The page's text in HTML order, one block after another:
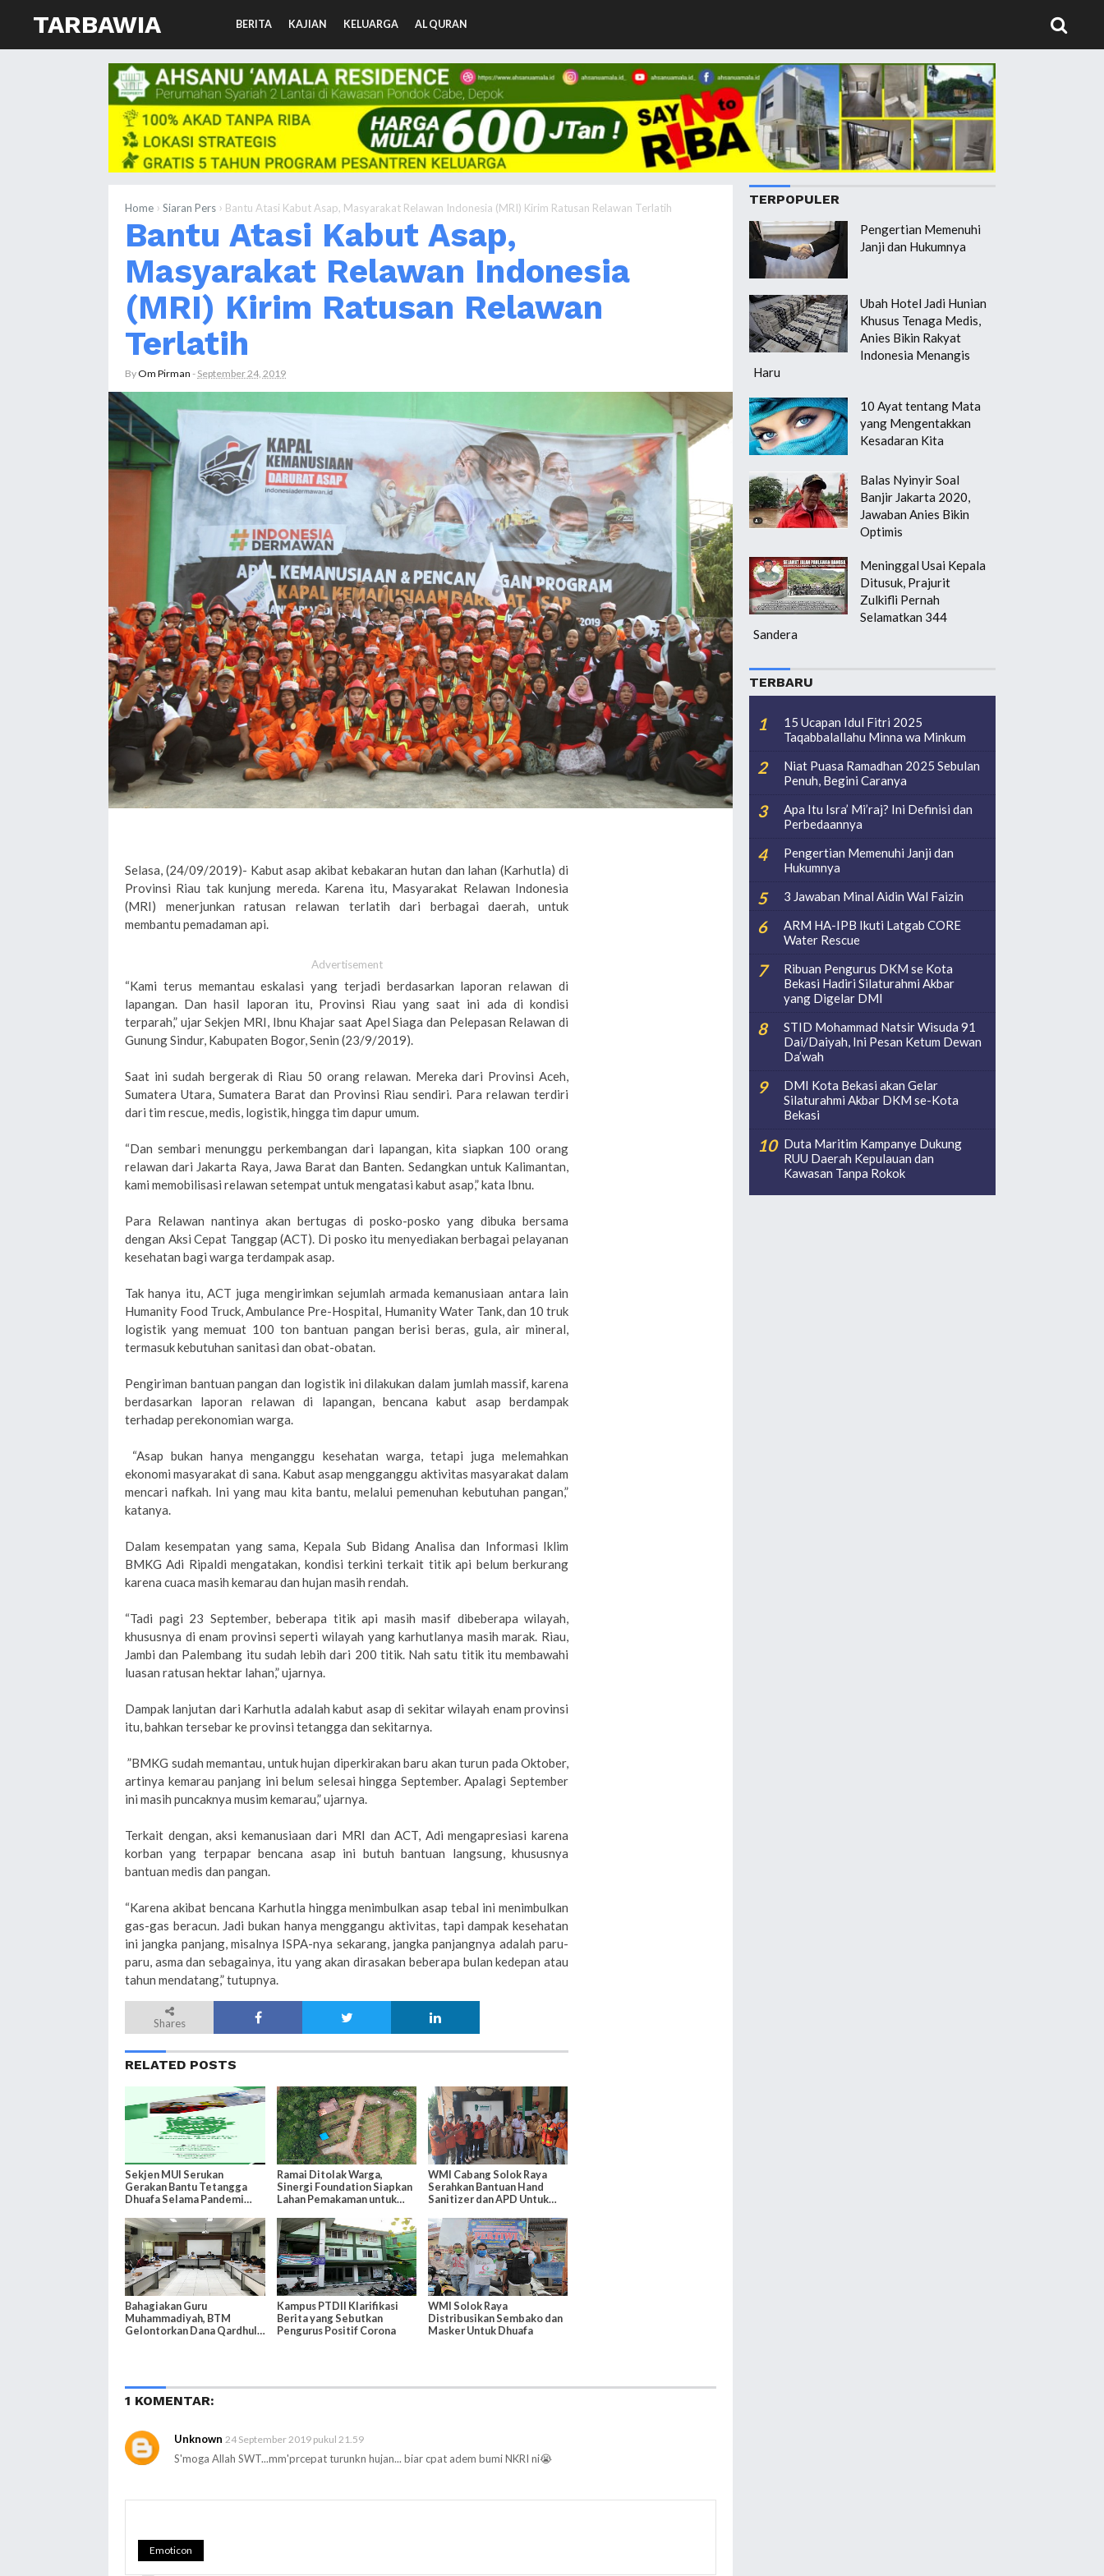
TARBAWIA BERITA KAJIAN KELUARGA AL QURAN
Home › Siaran Pers › Bantu Atasi Kabut Asap, Masyarakat Relawan Indonesia (MRI) Kirim Ratusan Relawan Terlatih
Bantu Atasi Kabut Asap,
Masyarakat Relawan Indonesia
(MRI) Kirim Ratusan Relawan
Terlatih
ByOm Pirman - September 24, 2019
Selasa, (24/09/2019)- Kabut asap akibat kebakaran hutan dan lahan (Karhutla) di
Provinsi Riau tak kunjung mereda. Karena itu, Masyarakat Relawan Indonesia
(MRI) menerjunkan ratusan relawan terlatih dari berbagai daerah, untuk
membantu pemadaman api.
Advertisement
“Kami terus memantau eskalasi yang terjadi berdasarkan laporan relawan di
lapangan. Dan hasil laporan itu, Provinsi Riau yang saat ini ada di kondisi
terparah,” ujar Sekjen MRI, Ibnu Khajar saat Apel Siaga dan Pelepasan Relawan di
Gunung Sindur, Kabupaten Bogor, Senin (23/9/2019).
Saat ini sudah bergerak di Riau 50 orang relawan. Mereka dari Provinsi Aceh,
Sumatera Utara, Sumatera Barat dan Provinsi Riau sendiri. Para relawan terdiri
dari tim rescue, medis, logistik, hingga tim dapur umum.
“Dan sembari menunggu perkembangan dari lapangan, kita siapkan 100 orang
relawan dari Jakarta Raya, Jawa Barat dan Banten. Sedangkan untuk Kalimantan,
kami memobilisasi relawan setempat untuk mengatasi kabut asap,” kata Ibnu.
Para Relawan nantinya akan bertugas di posko-posko yang dibuka bersama
dengan Aksi Cepat Tanggap (ACT). Di posko itu menyediakan berbagai pelayanan
kesehatan bagi warga terdampak asap.
Tak hanya itu, ACT juga mengirimkan sejumlah armada kemanusiaan antara lain
Humanity Food Truck, Ambulance Pre-Hospital, Humanity Water Tank, dan 10 truk
logistik yang memuat 100 ton bantuan pangan berisi beras, gula, air mineral,
termasuk kebutuhan sanitasi dan obat-obatan.
Pengiriman bantuan pangan dan logistik ini dilakukan dalam jumlah massif, karena
berdasarkan laporan relawan di lapangan, bencana kabut asap berdampak
terhadap perekonomian warga.
“Asap bukan hanya menganggu kesehatan warga, tetapi juga melemahkan
ekonomi masyarakat di sana. Kabut asap mengganggu aktivitas masyarakat dalam
mencari nafkah. Ini yang mau kita bantu, melalui pemenuhan kebutuhan pangan,”
katanya.
Dalam kesempatan yang sama, Kepala Sub Bidang Analisa dan Informasi Iklim
BMKG Adi Ripaldi mengatakan, kondisi terkini terkait titik api belum berkurang
karena cuaca masih kemarau dan hujan masih rendah.
“Tadi pagi 23 September, beberapa titik api masih masif dibeberapa wilayah,
khususnya di enam provinsi seperti wilayah yang karhutlanya masih marak. Riau,
Jambi dan Palembang itu sudah lebih dari 200 titik. Nah satu titik itu membawahi
luasan ratusan hektar lahan,” ujarnya.
Dampak lanjutan dari Karhutla adalah kabut asap di sekitar wilayah enam provinsi
itu, bahkan tersebar ke provinsi tetangga dan sekitarnya.
”BMKG sudah memantau, untuk hujan diperkirakan baru akan turun pada Oktober,
artinya kemarau panjang ini belum selesai hingga September. Apalagi September
ini masih puncaknya musim kemarau,” ujarnya.
Terkait dengan, aksi kemanusiaan dari MRI dan ACT, Adi mengapresiasi karena
korban yang terpapar bencana asap ini butuh bantuan langsung, khususnya
bantuan medis dan pangan.
“Karena akibat bencana Karhutla hingga menimbulkan asap tebal ini menimbulkan
gas-gas beracun. Jadi bukan hanya menggangu aktivitas, tapi dampak kesehatan
ini jangka panjang, misalnya ISPA-nya sekarang, jangka panjangnya adalah paru-
paru, asma dan sebagainya, itu yang akan dirasakan beberapa bulan kedepan atau
tahun mendatang,” tutupnya.
Shares
RELATED POSTS
Sekjen MUI Serukan
Gerakan Bantu Tetangga
Dhuafa Selama Pandemi
Ramai Ditolak Warga,
Sinergi Foundation Siapkan
Lahan Pemakaman untuk
WMI Cabang Solok Raya
Serahkan Bantuan Hand
Sanitizer dan APD Untuk
Bahagiakan Guru
Muhammadiyah, BTM
Gelontorkan Dana Qardhul
Kampus PTDII Klarifikasi
Berita yang Sebutkan
Pengurus Positif Corona
WMI Solok Raya
Distribusikan Sembako dan
Masker Untuk Dhuafa
1 KOMENTAR:
Unknown 24 September 2019 pukul 21.59
S'moga Allah SWT...mm'prcepat turunkn hujan... biar cpat adem bumi NKRI ni😭
Emoticon
TERPOPULER
Pengertian Memenuhi
Janji dan Hukumnya
Ubah Hotel Jadi Hunian
Khusus Tenaga Medis,
Anies Bikin Rakyat
Indonesia Menangis
Haru
10 Ayat tentang Mata
yang Mengentakkan
Kesadaran Kita
Balas Nyinyir Soal
Banjir Jakarta 2020,
Jawaban Anies Bikin
Optimis
Meninggal Usai Kepala
Ditusuk, Prajurit
Zulkifli Pernah
Selamatkan 344
Sandera
TERBARU
15 Ucapan Idul Fitri 2025
Taqabbalallahu Minna wa Minkum
Niat Puasa Ramadhan 2025 Sebulan
Penuh, Begini Caranya
Apa Itu Isra’ Mi’raj? Ini Definisi dan
Perbedaannya
Pengertian Memenuhi Janji dan
Hukumnya
3 Jawaban Minal Aidin Wal Faizin
ARM HA-IPB Ikuti Latgab CORE
Water Rescue
Ribuan Pengurus DKM se Kota
Bekasi Hadiri Silaturahmi Akbar
yang Digelar DMI
STID Mohammad Natsir Wisuda 91
Dai/Daiyah, Ini Pesan Ketum Dewan
Da’wah
DMI Kota Bekasi akan Gelar
Silaturahmi Akbar DKM se-Kota
Bekasi
Duta Maritim Kampanye Dukung
RUU Daerah Kepulauan dan
Kawasan Tanpa Rokok